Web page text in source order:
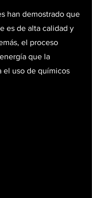
han demostrado que
es de alta calidad y
el proceso
que la
el uso de químicos